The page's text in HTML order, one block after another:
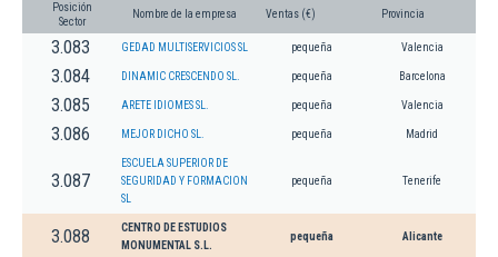
Posición
Sector
Nombre de la empresa Ventas (€) Provincia
3.083 GEDAD MULTISERVICIOS SL pequeña Valencia
3.084 DINAMIC CRESCENDO SL. pequeña Barcelona
3.085 ARETE IDIOMES SL. pequeña Valencia
3.086 MEJOR DICHO SL. pequeña Madrid
3.087
ESCUELA SUPERIOR DE
SEGURIDAD Y FORMACION
SL
pequeña Tenerife
3.088
CENTRO DE ESTUDIOS
MONUMENTAL S.L.
pequeña Alicante